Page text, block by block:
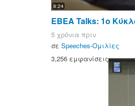
8:24
ΕΒΕΑ Talks: 1ο
5 χρόνια πριν
σε Speeches-Ομιλίες
3,256 εμφανίσεις